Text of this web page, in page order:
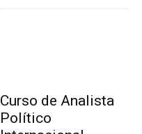
Curso de Analista
Político